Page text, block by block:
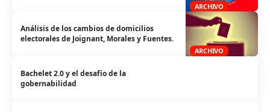
ARCHIVO
ARCHIVO
Análisis de los cambios de domicilios
electorales de Joignant, Morales y Fuentes.
Bachelet 2.0 y el desafío de la
gobernabilidad